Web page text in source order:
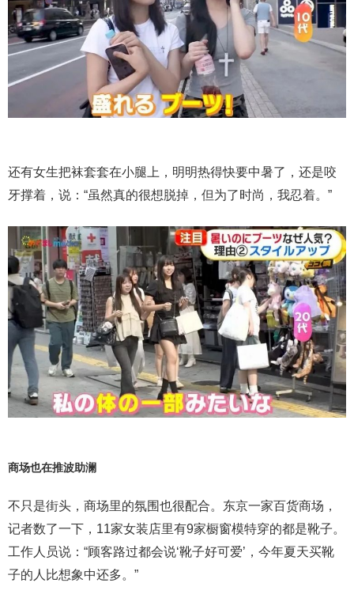
还有女生把袜套套在小腿上，明明热得快要中暑了，还是咬
牙撑着，说：“虽然真的很想脱掉，但为了时尚，我忍着。”
商场也在推波助澜
不只是街头，商场里的氛围也很配合。东京一家百货商场，
记者数了一下，11家女装店里有9家橱窗模特穿的都是靴子。
工作人员说：“顾客路过都会说‘靴子好可爱’，今年夏天买靴
子的人比想象中还多。”